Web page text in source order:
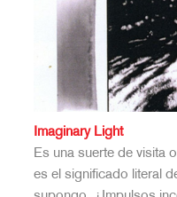
Imaginary Light
Es una suerte de visita
es el significado literal